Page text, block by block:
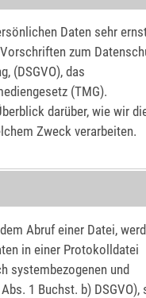
Daten sehr
zum
(DSGVO), das
(TMG).
darüber, wie wir
Zweck verarbeiten.
Abruf einer Datei,
in einer Protokolldatei
systembezogenen und
1 Buchst. b) DSGVO),